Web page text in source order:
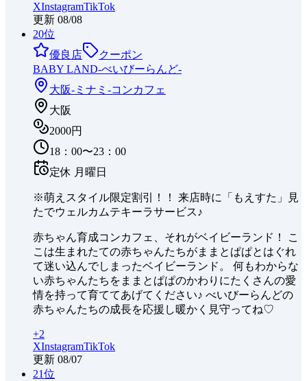
XInstagramTikTok
更新 08/08
20位
優良店
クーポン
BABY LAND-べいびーらんど-
大阪-ミナミ-コンカフェ
大阪
2000円
18：00〜23：00
定休 月曜日
※萌えスタイル限定割引！！ 来店時に「もえすた」見
たでウェルカムテキーラサービス♪
赤ちゃん育成コンカフェ、それがベイビーランド！ こ
こは生まれたての赤ちゃんたちがままとぱぱとはぐれ
て迷い込んでしまったベイビーランド。 何もわからな
い赤ちゃんたちをままとぱぱのかわりにたくさんの愛
情を持って育ててあげてください♪ べいびーらんどの
赤ちゃんたちの成長を応援し暖かく見守ってね♡
+2
XInstagramTikTok
更新 08/07
21位